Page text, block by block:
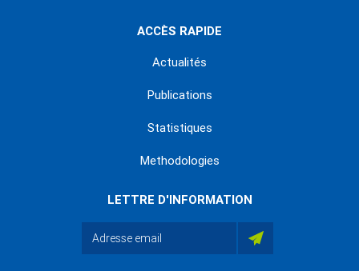
ACCÈS RAPIDE
Actualités
Publications
Statistiques
Methodologies
LETTRE D'INFORMATION